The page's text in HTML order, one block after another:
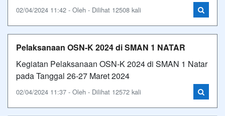
02/04/2024 11:42 - Oleh - Dilihat 12508 kali
Pelaksanaan OSN-K 2024 di SMAN 1 NATAR
Kegiatan Pelaksanaan OSN-K 2024 di SMAN 1 Natar
pada Tanggal 26-27 Maret 2024
02/04/2024 11:37 - Oleh - Dilihat 12572 kali